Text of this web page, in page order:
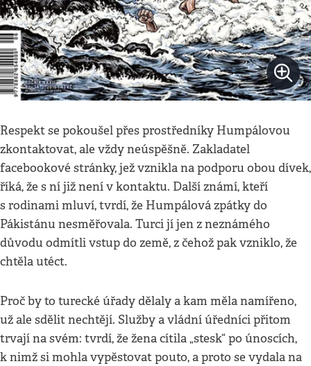
Respekt se pokoušel přes prostředníky Humpálovou
zkontaktovat, ale vždy neúspěšně. Zakladatel
facebookové stránky, jež vznikla na podporu obou dívek,
říká, že s ní již není v kontaktu. Další známí, kteří
s rodinami mluví, tvrdí, že Humpálová zpátky do
Pákistánu nesměřovala. Turci jí jen z neznámého
důvodu odmítli vstup do země, z čehož pak vzniklo, že
chtěla utéct.
Proč by to turecké úřady dělaly a kam měla namířeno,
už ale sdělit nechtějí. Služby a vládní úředníci přitom
trvají na svém: tvrdí, že žena cítila „stesk“ po únoscích,
k nimž si mohla vypěstovat pouto, a proto se vydala na